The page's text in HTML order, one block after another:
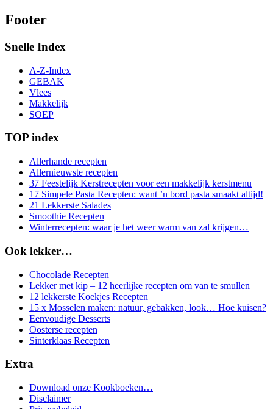
Footer
Snelle Index
A-Z-Index
GEBAK
Vlees
Makkelijk
SOEP
TOP index
Allerhande recepten
Allernieuwste recepten
37 Feestelijk Kerstrecepten voor een makkelijk kerstmenu
17 Simpele Pasta Recepten: want ’n bord pasta smaakt altijd!
21 Lekkerste Salades
Smoothie Recepten
Winterrecepten: waar je het weer warm van zal krijgen…
Ook lekker…
Chocolade Recepten
Lekker met kip – 12 heerlijke recepten om van te smullen
12 lekkerste Koekjes Recepten
15 x Mosselen maken: natuur, gebakken, look… Hoe kuisen?
Eenvoudige Desserts
Oosterse recepten
Sinterklaas Recepten
Extra
Download onze Kookboeken…
Disclaimer